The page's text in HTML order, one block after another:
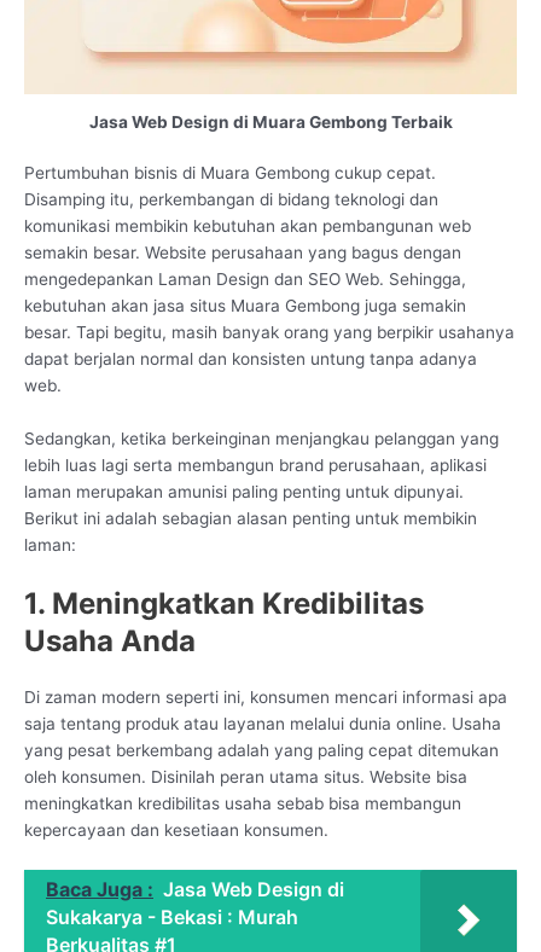
Jasa Web Design di Muara Gembong Terbaik
Pertumbuhan bisnis di Muara Gembong cukup cepat.
Disamping itu, perkembangan di bidang teknologi dan
komunikasi membikin kebutuhan akan pembangunan web
semakin besar. Website perusahaan yang bagus dengan
mengedepankan Laman Design dan SEO Web. Sehingga,
kebutuhan akan jasa situs Muara Gembong juga semakin
besar. Tapi begitu, masih banyak orang yang berpikir usahanya
dapat berjalan normal dan konsisten untung tanpa adanya
web.
Sedangkan, ketika berkeinginan menjangkau pelanggan yang
lebih luas lagi serta membangun brand perusahaan, aplikasi
laman merupakan amunisi paling penting untuk dipunyai.
Berikut ini adalah sebagian alasan penting untuk membikin
laman:
1. Meningkatkan Kredibilitas
Usaha Anda
Di zaman modern seperti ini, konsumen mencari informasi apa
saja tentang produk atau layanan melalui dunia online. Usaha
yang pesat berkembang adalah yang paling cepat ditemukan
oleh konsumen. Disinilah peran utama situs. Website bisa
meningkatkan kredibilitas usaha sebab bisa membangun
kepercayaan dan kesetiaan konsumen.
Baca Juga : Jasa Web Design di
Sukakarya - Bekasi : Murah
Berkualitas #1